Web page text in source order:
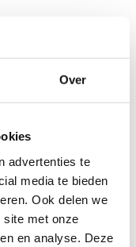
Over
advertenties te
media te bieden
Ook delen we
site met onze
en analyse. Deze
right product